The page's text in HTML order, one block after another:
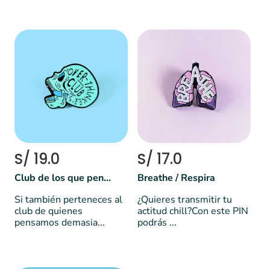
S/ 19.0
Club de los que pensamos demasiado
Si también perteneces al
club de quienes
pensamos demasia...
S/ 17.0
Breathe / Respira
¿Quieres transmitir tu
actitud chill?Con este PIN
podrás ...